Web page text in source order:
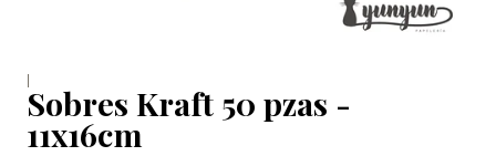
|
Sobres Kraft 50 pzas -
11x16cm